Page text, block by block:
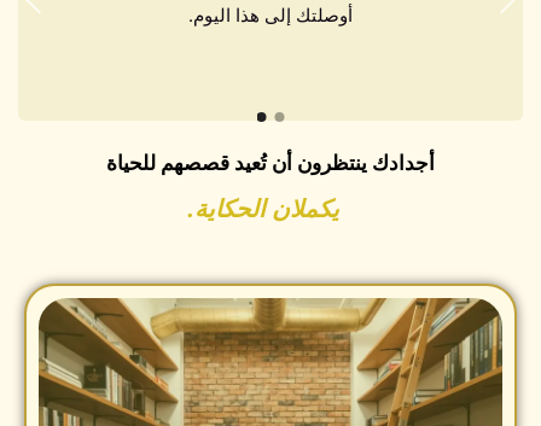
أوصلتك إلى هذا اليوم.
أجدادك ينتظرون أن تُعيد قصصهم للحياة |